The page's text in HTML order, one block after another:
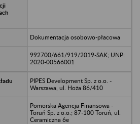
Dokumentacja osobowo-płacowa
992700/661/919/2019-SAK; UNP:
2020-00566001
PIPES Development Sp. z o.o. -
Warszawa, ul. Hoża 86/410
Pomorska Agencja Finansowa -
Toruń Sp. z o.o.; 87-100 Toruń, ul.
Ceramiczna 6e